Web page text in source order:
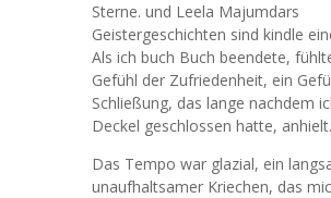
Sterne. und Leela Majumdars
Geistergeschichten sind kindle
Als ich buch Buch beendete,
Gefühl der Zufriedenheit, ein
Schließung, das lange nachdem
Deckel geschlossen hatte, anhielt.
Das Tempo war glazial, ein
unaufhaltsamer Kriechen, das